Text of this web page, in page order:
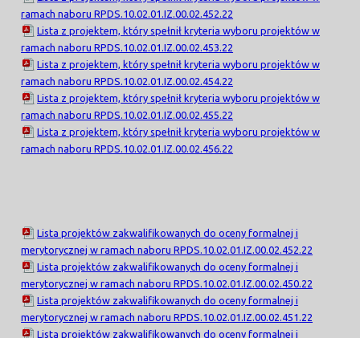
ramach naboru RPDS.10.02.01.IZ.00.02.452.22
Lista z projektem, który spełnił kryteria wyboru projektów w
ramach naboru RPDS.10.02.01.IZ.00.02.453.22
Lista z projektem, który spełnił kryteria wyboru projektów w
ramach naboru RPDS.10.02.01.IZ.00.02.454.22
Lista z projektem, który spełnił kryteria wyboru projektów w
ramach naboru RPDS.10.02.01.IZ.00.02.455.22
Lista z projektem, który spełnił kryteria wyboru projektów w
ramach naboru RPDS.10.02.01.IZ.00.02.456.22
Lista projektów zakwalifikowanych do oceny formalnej i
merytorycznej w ramach naboru RPDS.10.02.01.IZ.00.02.452.22
Lista projektów zakwalifikowanych do oceny formalnej i
merytorycznej w ramach naboru RPDS.10.02.01.IZ.00.02.450.22
Lista projektów zakwalifikowanych do oceny formalnej i
merytorycznej w ramach naboru RPDS.10.02.01.IZ.00.02.451.22
Lista projektów zakwalifikowanych do oceny formalnej i